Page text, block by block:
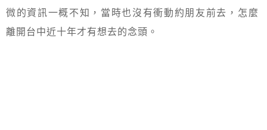
微的資訊一概不知，當時也沒有衝動約朋友前去，怎麼
離開台中近十年才有想去的念頭。